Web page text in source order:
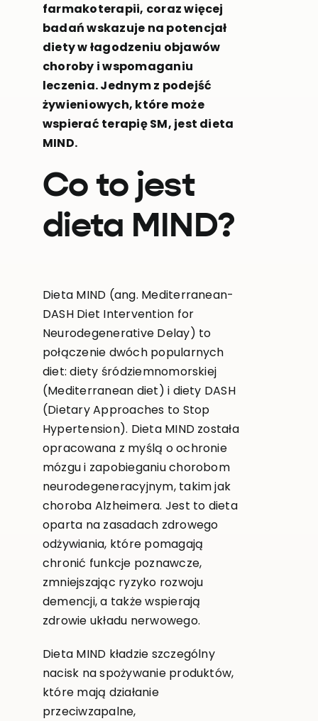
farmakoterapii, coraz więcej
badań wskazuje na potencjał
diety w łagodzeniu objawów
choroby i wspomaganiu
leczenia. Jednym z podejść
żywieniowych, które może
wspierać terapię SM, jest dieta
MIND.
Co to jest
dieta MIND?
Dieta MIND (ang. Mediterranean-
DASH Diet Intervention for
Neurodegenerative Delay) to
połączenie dwóch popularnych
diet: diety śródziemnomorskiej
(Mediterranean diet) i diety DASH
(Dietary Approaches to Stop
Hypertension). Dieta MIND została
opracowana z myślą o ochronie
mózgu i zapobieganiu chorobom
neurodegeneracyjnym, takim jak
choroba Alzheimera. Jest to dieta
oparta na zasadach zdrowego
odżywiania, które pomagają
chronić funkcje poznawcze,
zmniejszając ryzyko rozwoju
demencji, a także wspierają
zdrowie układu nerwowego.
Dieta MIND kładzie szczególny
nacisk na spożywanie produktów,
które mają działanie
przeciwzapalne,